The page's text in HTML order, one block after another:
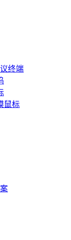
终端
鼠标